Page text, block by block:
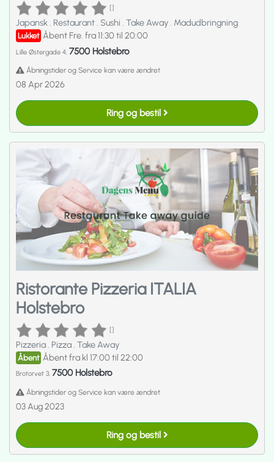
[]
Japansk. Restaurant. Sushi . Take Away. Madudbringning
Lukket Åbent Fre. fra 11:30 til 20:00
Lille Østergade 4, 7500 Holstebro
Åbningstider og Service kan være ændret
08 Apr 2026
Ring og bestil
Ristorante Pizzeria ITALIA
Holstebro
[]
Pizzeria. Pizza. Take Away
Åbent Åbent fra kl 17:00 til 22:00
Brotorvet 3, 7500 Holstebro
Åbningstider og Service kan være ændret
03 Aug 2023
Ring og bestil